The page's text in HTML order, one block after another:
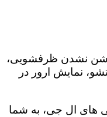
نشدن ظرفشویی،
نمایش ارور در
های ال جی، به شما